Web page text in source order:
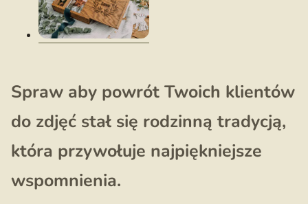
Spraw aby powrót Twoich klientów
do zdjęć stał się rodzinną tradycją,
która przywołuje najpiękniejsze
wspomnienia.